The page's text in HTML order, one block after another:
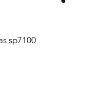
sp7100